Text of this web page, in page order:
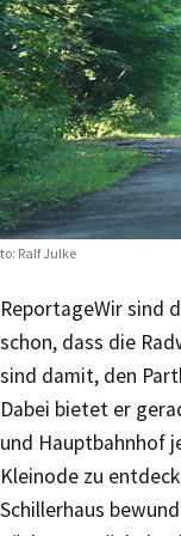
Ralf Julke
ReportageWir sind
schon, dass die
sind damit, den
Dabei bietet er
und Hauptbahnhof
Kleinode zu
Schillerhaus